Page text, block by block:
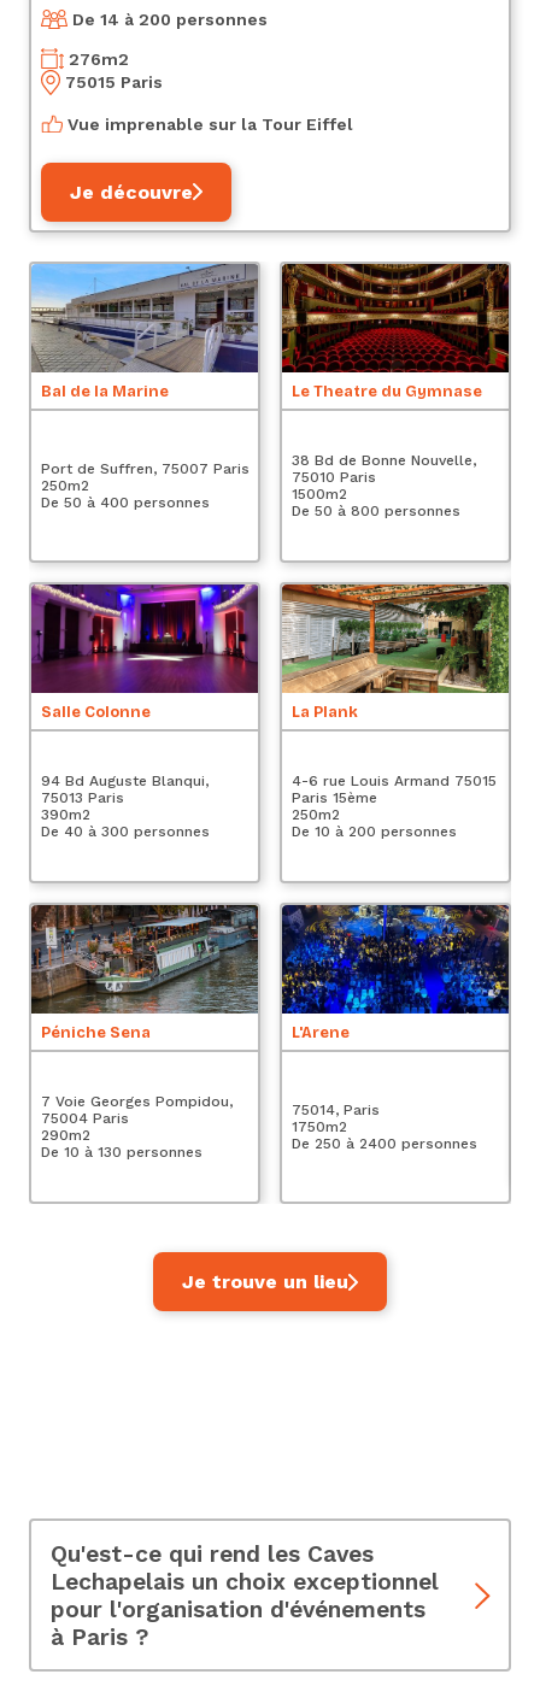
De 14 à 200 personnes
276m2
75015 Paris
Vue imprenable sur la Tour Eiffel
Je découvre
Bal de la Marine
Port de Suffren, 75007 Paris
250m2
De 50 à 400 personnes
Le Theatre du Gymnase
38 Bd de Bonne Nouvelle,
75010 Paris
1500m2
De 50 à 800 personnes
Salle Colonne
94 Bd Auguste Blanqui,
75013 Paris
390m2
De 40 à 300 personnes
La Plank
4-6 rue Louis Armand 75015
Paris 15ème
250m2
De 10 à 200 personnes
Péniche Sena
7 Voie Georges Pompidou,
75004 Paris
290m2
De 10 à 130 personnes
L'Arene
75014, Paris
1750m2
De 250 à 2400 personnes
Je trouve un lieu
Qu'est-ce qui rend les Caves
Lechapelais un choix exceptionnel
pour l'organisation d'événements
à Paris ?